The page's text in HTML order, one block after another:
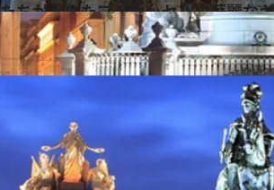
ちが築いたブリュッセルの華麗な